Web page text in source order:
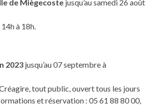
de Miègecoste jusqu’au samedi 26 août
à 18h.
2023 jusqu’au 07 septembre à
tout public, ouvert tous les jours
et réservation : 05 61 88 80 00,